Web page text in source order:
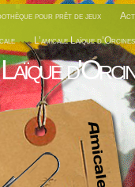
pour prêt de jeux
L’amicale Laïque d’Orcines